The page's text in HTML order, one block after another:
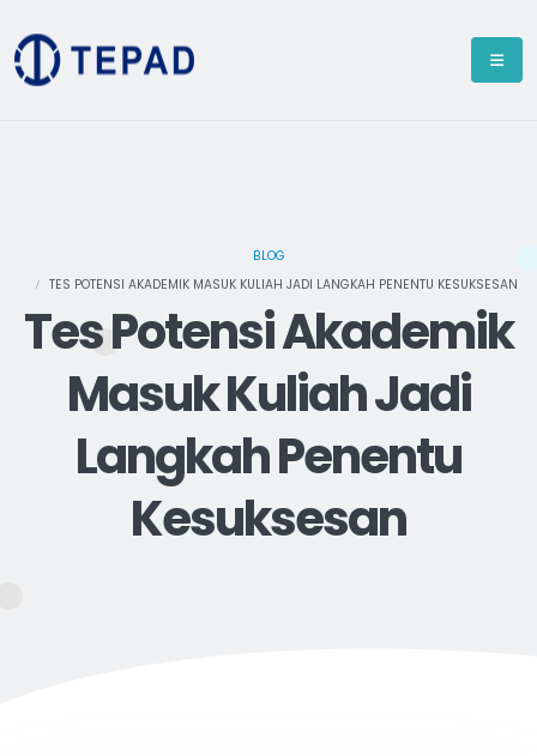
BLOG
TES POTENSI AKADEMIK MASUK KULIAH JADI LANGKAH PENENTU KESUKSESAN
Tes Potensi Akademik
Masuk Kuliah Jadi
Langkah Penentu
Kesuksesan